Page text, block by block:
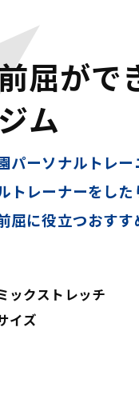
屈がで
ム
パーソナルトレー
トレーナーをした
屈に役立つおすす
ックストレッチ
イズ